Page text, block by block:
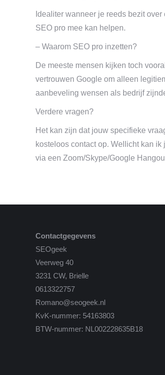
Idealiter wanneer je reeds bezit
SEO pro mee kan helpen.
– Waarom SEO pro inzetten?
De meeste mensen kijken toch
vertrouwen Google om alleen
aanbeveling wensen als bedrijf
Verdere vragen?
Het kan zijn dat jouw specifieke
kosteloos contact op. Wellicht kan
via een Zoom/Skype/Google
Contactgegevens
SEOgeek
Veerweg 40
3231 CW, Brielle
0613322757
Romano@seogeek.nl
KvK-nummer: 54163803
BTW-nummer: NL002228635B18